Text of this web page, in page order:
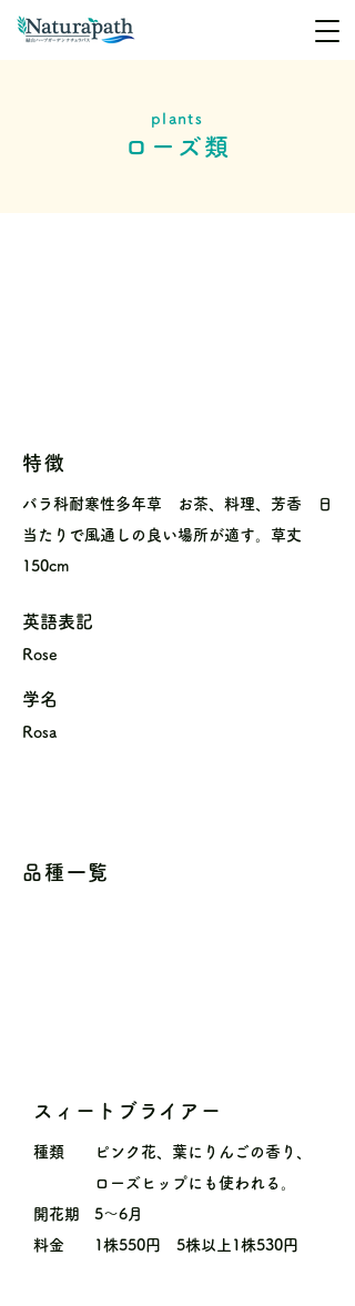
plants
ローズ類
特徴
バラ科耐寒性多年草 お茶、料理、芳香 日
当たりで風通しの良い場所が適す。草丈
150cm
英語表記
Rose
学名
Rosa
品種一覧
スィートブライアー
種類
ピンク花、葉にりんごの香り、
ローズヒップにも使われる。
開花期
5〜6月
料金
1株550円 5株以上1株530円